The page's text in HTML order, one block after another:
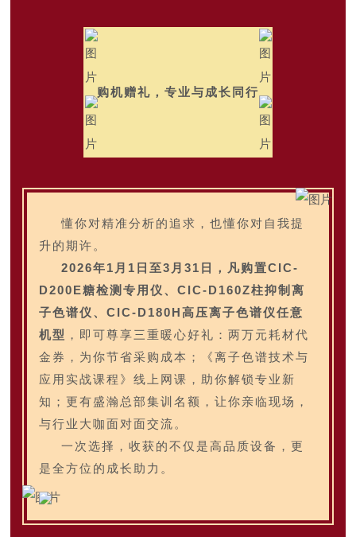
购机赠礼，专业与成长同行
懂你对精准分析的追求，也懂你对自我提
升的期许。
2026年1月1日至3月31日，凡购置CIC-
D200E糖检测专用仪、CIC-D160Z柱抑制离
子色谱仪、CIC-D180H高压离子色谱仪任意
机型 ，即可尊享三重暖心好礼：两万元耗材代
金券 ，为你节省采购成本；
《离子色谱技术与
应用实战课程》线上网课 ，助你解锁专业新
知；更有盛瀚总部集训名额 ，让你亲临现场，
与行业大咖面对面交流。
一次选择，收获的不仅是高品质设备，更
是全方位的成长助力。